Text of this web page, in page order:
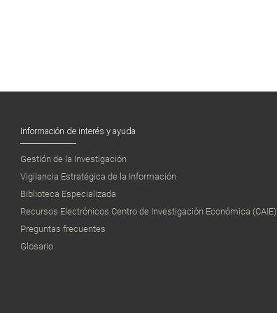
Información de interés y ayuda
Gestión de la Investigación
Vigilancia Estratégica de la Información
Biblioteca Especializada
Recursos Electrónicos Centro de Investigación Económica (CAIE)
Preguntas frecuentes
Glosario